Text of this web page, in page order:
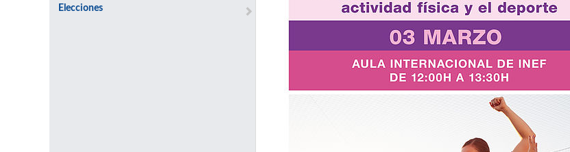
Elecciones